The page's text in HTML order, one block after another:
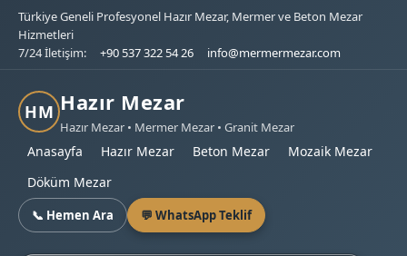
Türkiye Geneli Profesyonel Hazır Mezar, Mermer ve Beton Mezar
Hizmetleri
7/24 İletişim:
+90 537 322 54 26 info@mermermezar.com
HM Hazır Mezar
Hazır Mezar • Mermer Mezar • Granit Mezar
Anasayfa Hazır Mezar Beton Mezar
Mozaik Mezar
Döküm Mezar
📞 Hemen Ara 💬 WhatsApp Teklif